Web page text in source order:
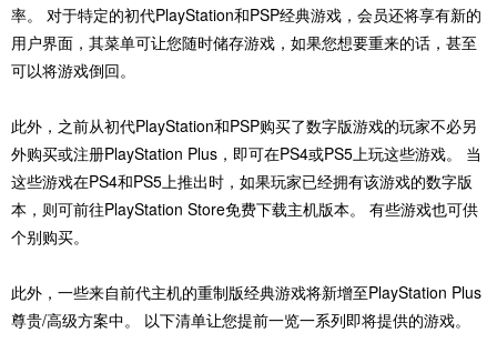
率。 对于特定的初代PlayStation和PSP经典游戏，会员还将享有新的
用户界面，其菜单可让您随时储存游戏，如果您想要重来的话，甚至
可以将游戏倒回。‎
‎此外，之前从初代PlayStation和PSP购买了数字版游戏的玩家不必另
外购买或注册PlayStation Plus，即可在PS4或PS5上玩这些游戏。 当
这些游戏在PS4和PS5上推出时，如果玩家已经拥有该游戏的数字版
本，则可前往PlayStation Store免费下载主机版本。 有些游戏也可供
个别购买。‎
‎此外，一些来自前代主机的重制版经典游戏将新增至PlayStation Plus
尊贵/高级方案中。 以下清单让您提前一览一系列即将提供的游戏。‎